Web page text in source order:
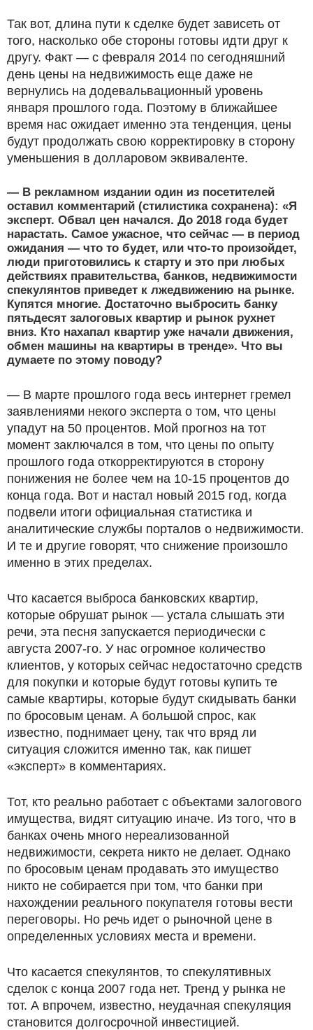
Так вот, длина пути к сделке будет зависеть от
того, насколько обе стороны готовы идти друг к
другу. Факт — с февраля 2014 по сегодняшний
день цены на недвижимость еще даже не
вернулись на додевальвационный уровень
января прошлого года. Поэтому в ближайшее
время нас ожидает именно эта тенденция, цены
будут продолжать свою корректировку в сторону
уменьшения в долларовом эквиваленте.
— В рекламном издании один из посетителей
оставил комментарий (стилистика сохранена): «Я
эксперт. Обвал цен начался. До 2018 года будет
нарастать. Самое ужасное, что сейчас — в период
ожидания — что то будет, или что-то произойдет,
люди приготовились к старту и это при любых
действиях правительства, банков, недвижимости
спекулянтов приведет к лжедвижению на рынке.
Купятся многие. Достаточно выбросить банку
пятьдесят залоговых квартир и рынок рухнет
вниз. Кто нахапал квартир уже начали движения,
обмен машины на квартиры в тренде». Что вы
думаете по этому поводу?
— В марте прошлого года весь интернет гремел
заявлениями некого эксперта о том, что цены
упадут на 50 процентов. Мой прогноз на тот
момент заключался в том, что цены по опыту
прошлого года откорректируются в сторону
понижения не более чем на 10-15 процентов до
конца года. Вот и настал новый 2015 год, когда
подвели итоги официальная статистика и
аналитические службы порталов о недвижимости.
И те и другие говорят, что снижение произошло
именно в этих пределах.
Что касается выброса банковских квартир,
которые обрушат рынок — устала слышать эти
речи, эта песня запускается периодически с
августа 2007-го. У нас огромное количество
клиентов, у которых сейчас недостаточно средств
для покупки и которые будут готовы купить те
самые квартиры, которые будут скидывать банки
по бросовым ценам. А большой спрос, как
известно, поднимает цену, так что вряд ли
ситуация сложится именно так, как пишет
«эксперт» в комментариях.
Тот, кто реально работает с объектами залогового
имущества, видят ситуацию иначе. Из того, что в
банках очень много нереализованной
недвижимости, секрета никто не делает. Однако
по бросовым ценам продавать это имущество
никто не собирается при том, что банки при
нахождении реального покупателя готовы вести
переговоры. Но речь идет о рыночной цене в
определенных условиях места и времени.
Что касается спекулянтов, то спекулятивных
сделок с конца 2007 года нет. Тренд у рынка не
тот. А впрочем, известно, неудачная спекуляция
становится долгосрочной инвестицией.